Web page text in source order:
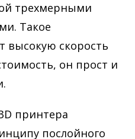
трехмерными
Такое
высокую скорость
он прост и
принтера
послойного